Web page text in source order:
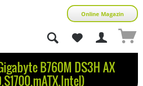
Online Magazin
B760M DS3H AX